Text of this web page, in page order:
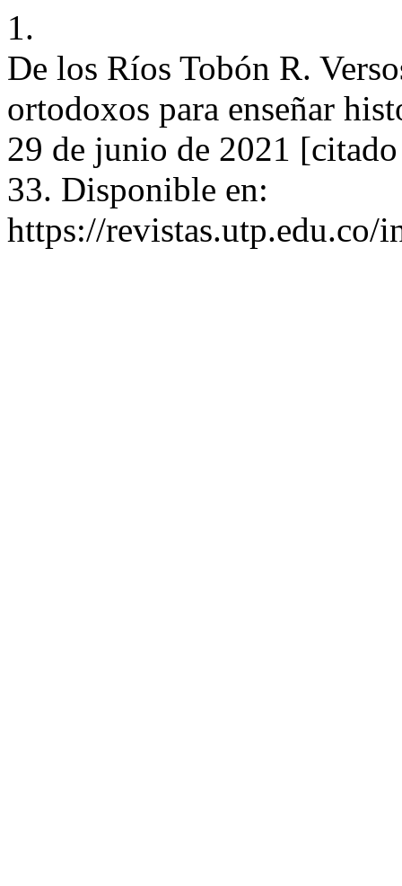
1.
De los Ríos Tobón R.
ortodoxos para enseñar
29 de junio de 2021
33. Disponible en:
https://